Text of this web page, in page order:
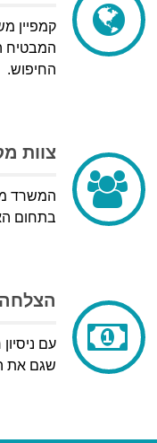
קמפיין
המבטיח
החיפוש.
צוות
המשרד
בתחום
עם
שגם את